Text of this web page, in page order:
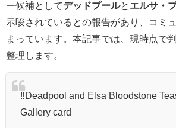
ー候補としてデッドプールと エルサ・
示唆されているとの報告があり、コミ
まっています。本記事では、現時点で
整理します。
‼️Deadpool and Elsa Bloodstone
Gallery card